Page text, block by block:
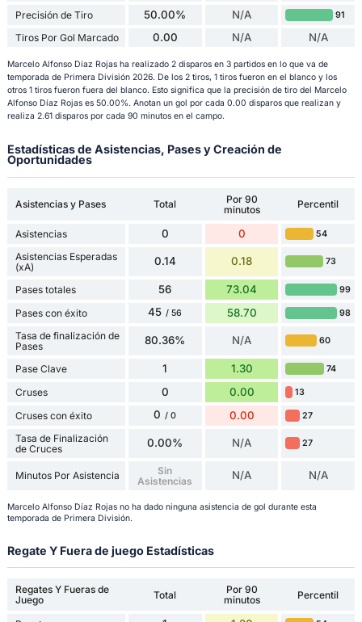
Precisión de Tiro 50.00% N/A 91
Tiros Por Gol Marcado 0.00 N/A N/A
Marcelo Alfonso Díaz Rojas ha realizado 2 disparos en 3 partidos en lo que va de
temporada de Primera División 2026. De los 2 tiros, 1 tiros fueron en el blanco y los
otros 1 tiros fueron fuera del blanco. Esto significa que la precisión de tiro del Marcelo
Alfonso Díaz Rojas es 50.00%. Anotan un gol por cada 0.00 disparos que realizan y
realiza 2.61 disparos por cada 90 minutos en el campo.
Estadísticas de Asistencias, Pases y Creación de
Oportunidades
Asistencias y Pases Total
Por 90
minutos
Percentil
Asistencias 0 0 54
Asistencias Esperadas
(xA)
0.14 0.18 73
Pases totales 56 73.04 99
Pases con éxito 45 / 56 58.70 98
Tasa de finalización de
Pases
80.36% N/A 60
Pase Clave 1 1.30 74
Cruses 0 0.00 13
Cruses con éxito 0 / 0 0.00 27
Tasa de Finalización
de Cruces
0.00% N/A 27
Minutos Por Asistencia
Sin
Asistencias
N/A N/A
Marcelo Alfonso Díaz Rojas no ha dado ninguna asistencia de gol durante esta
temporada de Primera División.
Regate Y Fuera de juego Estadísticas
Regates Y Fueras de
Juego
Total
Por 90
minutos
Percentil